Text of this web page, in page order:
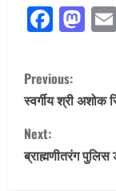
C
o
n
t
Previous:
स्वर्गीय श्री अशोक
Next:
ब्राह्मणीतरंग पुलिस